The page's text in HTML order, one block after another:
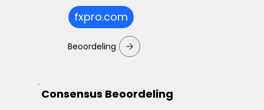
fxpro.com
Beoordeling
Consensus Beoordeling